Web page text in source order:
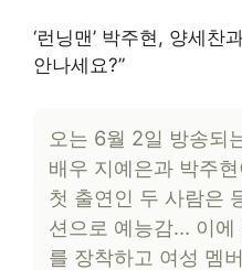
‘런닝맨’ 박주현, 양세찬
안나세요?”
오는 6월 2일 방송되
배우 지예은과 박주현
첫 출연인 두 사람은
션으로 예능감… 이에
를 장착하고 여성 멤